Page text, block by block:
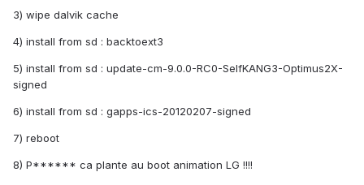
3) wipe dalvik cache
4) install from sd : backtoext3
5) install from sd : update-cm-9.0.0-RC0-SelfKANG3-Optimus2X-
signed
6) install from sd : gapps-ics-20120207-signed
7) reboot
8) P****** ca plante au boot animation LG !!!!